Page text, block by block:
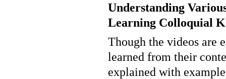
Understanding
Learning Colloquial
Though the videos are
learned from their
explained with